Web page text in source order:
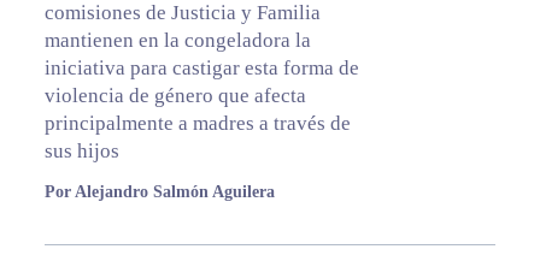
comisiones de Justicia y Familia
mantienen en la congeladora la
iniciativa para castigar esta forma de
violencia de género que afecta
principalmente a madres a través de
sus hijos
Por Alejandro Salmón Aguilera